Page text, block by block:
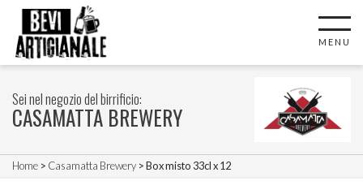
MENU
Sei nel negozio del birrificio:
CASAMATTA BREWERY
Home > Casamatta Brewery > Box misto 33cl x 12